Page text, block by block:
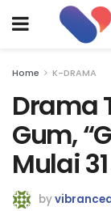
Home K-DRAMA
Drama
Gum,
Mulai
by